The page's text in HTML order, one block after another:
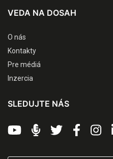
VEDA NA DOSAH
O nás
Kontakty
Pre médiá
Inzercia
SLEDUJTE NÁS